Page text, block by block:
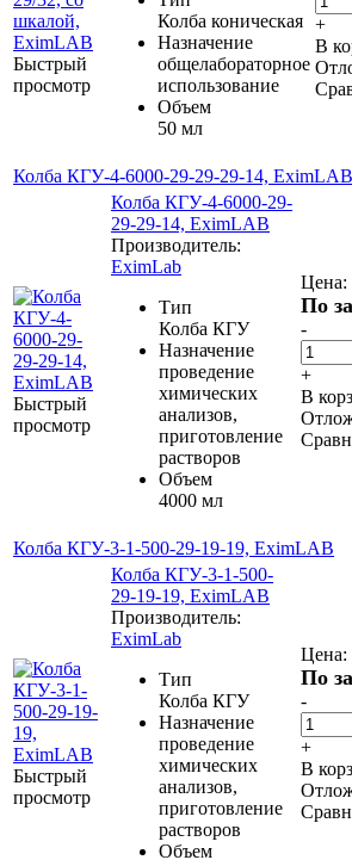
Быстрый
просмотр
Колба коническая
Назначение
общелабораторное
использование
Объем
50 мл
+
В
Колба КГУ-4-6000-29-29-29-14, EximLAB
Быстрый
просмотр
Колба КГУ-4-6000-29-
29-29-14, EximLAB
Производитель:
EximLab
Тип
Колба КГУ
Назначение
проведение
химических
анализов,
приготовление
растворов
Объем
4000 мл
Цена:
По
-
+
В
Колба КГУ-3-1-500-29-19-19, EximLAB
Быстрый
просмотр
Колба КГУ-3-1-500-
29-19-19, EximLAB
Производитель:
EximLab
Тип
Колба КГУ
Назначение
проведение
химических
анализов,
приготовление
растворов
Объем
Цена:
По
-
+
В